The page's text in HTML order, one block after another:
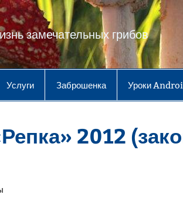
замечательных грибов
Услуги Заброшенка Уроки
2012